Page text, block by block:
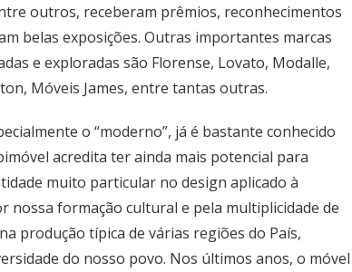
outros, receberam prêmios, reconhecimentos
belas exposições. Outras importantes marcas
e exploradas são Florense, Lovato, Modalle,
Móveis James, entre tantas outras.
o “moderno”, já é bastante conhecido
acredita ter ainda mais potencial para
muito particular no design aplicado à
nossa formação cultural e pela multiplicidade de
produção típica de várias regiões do País,
do nosso povo. Nos últimos anos, o móvel